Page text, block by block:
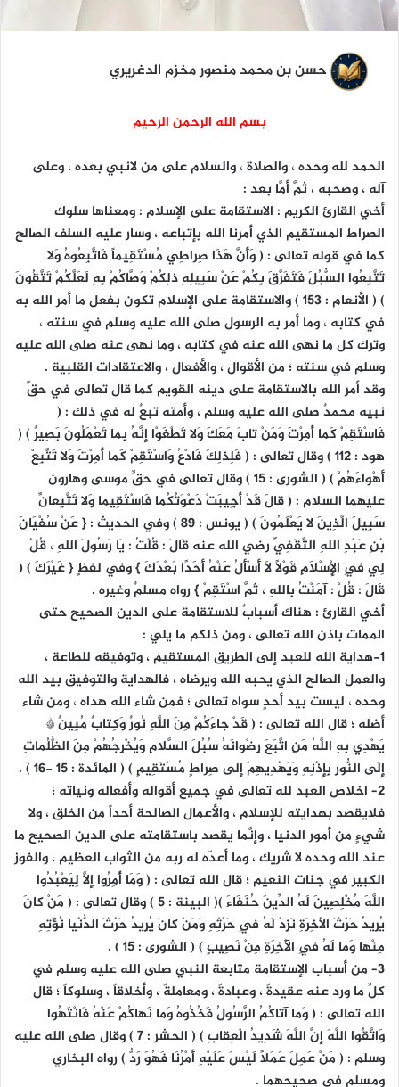
حسن بن محمد منصور مخزم الدغريري
بسم الله الرحمن الرحيم
الحمد لله وحده ، والصلاة ، والسلام على من لانبي بعده ، وعلى
آله ، وصحبه ، ثمَّ أمَّا بعد :
أخي القارئ الكريم : الاستقامة على الإسلام : ومعناها سلوك
الصراط المستقيم الذي أمرنا الله بإتباعه ، وسار عليه السلف الصالح
كما في قوله تعالى : ( وَأَنَّ هَذَا صِراطِي مُسْتَقِيماً فَاتَّبِعُوهُ وَلا
تَتَّبِعُوا السُّبُلَ فَتَفَرَّقَ بِكُمْ عَنْ سَبِيلِهِ ذلِكُمْ وَصَّاكُمْ بِهِ لَعَلَّكُمْ تَتَّقُونَ
) ( الأنعام : 153 ) والاستقامة على الإسلام تكون بفعل ما أمر الله به
في كتابه ، وما أمر به الرسول صلى الله عليه وسلم في سنته ،
وترك كل ما نهى الله عنه في كتابه ، وما نهى عنه صلى الله عليه
وسلم في سنته ؛ من الأقوال ، والأفعال ، والاعتقادات القلبية .
وقد أمر الله بالاستقامة على دينه القويم كما قال تعالى في حقِّ
نبيه محمدٌ صلى الله عليه وسلم ، وأمته تبعٌ له في ذلك : (
فَاسْتَقِمْ كَما أُمِرْتَ وَمَنْ تابَ مَعَكَ وَلا تَطْغَوْا إِنَّهُ بِما تَعْمَلُونَ بَصِيرٌ ) (
هود : 112 ) وقال تعالى : ( فَلِذلِكَ فَادْعُ وَاسْتَقِمْ كَما أُمِرْتَ وَلا تَتَّبِعْ
أَهْواءَهُمْ ) ( الشورى : 15 ) وقال تعالى في حقِّ موسى وهارون
عليهما السلام : ( قالَ قَدْ أُجِيبَتْ دَعْوَتُكُما فَاسْتَقِيما وَلا تَتَّبِعانِّ
سَبِيلَ الَّذِينَ لا يَعْلَمُونَ ) ( يونس : 89 ) وفي الحديث : { عَنْ سُفْيَانَ
بْنِ عَبْدِ اللهِ الثَّقَفِيِّ رضي الله عنه قَالَ : قُلْتُ : يَا رَسُولَ اللهِ ، قُلْ
لِي فِي الْإِسْلَامِ قَوْلًا لَا أَسْأَلُ عَنْهُ أَحَدًا بَعْدَكَ } وفي لفظٍ { غَيْرَكَ ) (
قَالَ : قُلْ : آمَنْتُ بِاللهِ ، ثَمَّ اسْتَقِمْ } رواه مسلمٌ وغيره .
أخي القارئ : هناك أسبابٌ للاستقامة على الدين الصحيح حتى
الممات باذن الله تعالى ، ومن ذلكم ما يلي :
1-هداية الله للعبد إلى الطريق المستقيم ، وتوفيقه للطاعة ،
والعمل الصالح الذي يحبه الله ويرضاه ، فالهداية والتوفيق بيد الله
وحده ، ليست بيد أحدٍ سواه تعالى ؛ فمن شاء الله هداه ، ومن شاء
أضله ؛ قال الله تعالى : ( قَدْ جاءَكُمْ مِنَ اللَّهِ نُورٌ وَكِتابٌ مُبِينٌ *
يَهْدِي بِهِ اللَّهُ مَنِ اتَّبَعَ رِضْوانَهُ سُبُلَ السَّلامِ وَيُخْرِجُهُمْ مِنَ الظُّلُماتِ
إِلَى النُّورِ بِإِذْنِهِ وَيَهْدِيهِمْ إِلى صِراطٍ مُسْتَقِيمٍ ) ( المائدة : 15 -16 ) .
٢– اخلاص العبد لله تعالى في جميع أقواله وأفعاله ونياته ؛
فلايقصد بهدايته للإسلام ، والأعمال الصالحة أحداً من الخلق ، ولا
شيءٍ من أمور الدنيا ، وإنَّما يقصد باستقامته على الدين الصحيح ما
عند الله وحده لا شريك ، وما أعدّه له ربه من الثواب العظيم ، والفوز
الكبير في جنات النعيم ؛ قال الله تعالى : ( وَمَا أُمِرُوا إِلَّا لِيَعْبُدُوا
اللَّهَ مُخْلِصِينَ لَهُ الدِّينَ حُنَفَاءَ )( البينة : 5 ) وقال تعالى : ( مَنْ كانَ
يُرِيدُ حَرْثَ الْآخِرَةِ نَزِدْ لَهُ فِي حَرْثِهِ وَمَنْ كانَ يُرِيدُ حَرْثَ الدُّنْيا نُؤْتِهِ
مِنْها وَما لَهُ فِي الْآخِرَةِ مِنْ نَصِيبٍ ) ( الشورى : 15 ) .
٣– من أسباب الإستقامة متابعة النبي صلى الله عليه وسلم في
كلِّ ما ورد عنه عقيدةً ، وعبادةً ، ومعاملةً ، وأخلاقاً ، وسلوكاً ؛ قال
الله تعالى : ( وَما آتاكُمُ الرَّسُولُ فَخُذُوهُ وَما نَهاكُمْ عَنْهُ فَانْتَهُوا
وَاتَّقُوا اللَّهَ إِنَّ اللَّهَ شَدِيدُ الْعِقابِ ) ( الحشر : 7 ) وقال صلى الله عليه
وسلم : ( مَنْ عَمِلَ عَمَلًا لَيْسَ عَلَيْهِ أَمْرُنَا فَهُوَ رَدٌّ ) رواه البخاري
ومسلم في صحيحهما .